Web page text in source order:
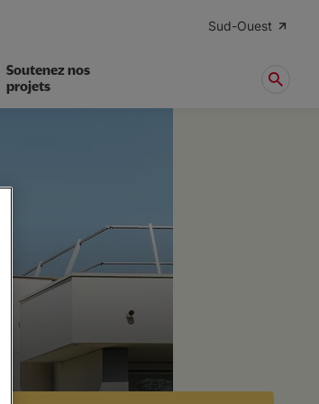
Soutenez nos
projets
Sud-Ouest